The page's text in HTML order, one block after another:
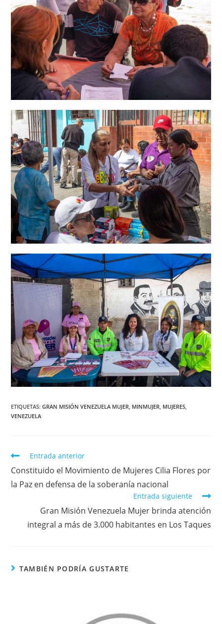
ETIQUETAS:GRAN MISIÓN VENEZUELA MUJER, MINMUJER, MUJERES,
VENEZUELA
Entrada anterior
Constituido el Movimiento de Mujeres Cilia Flores por
la Paz en defensa de la soberanía nacional
Entrada siguiente
Gran Misión Venezuela Mujer brinda atención
integral a más de 3.000 habitantes en Los Taques
TAMBIÉN PODRÍA GUSTARTE